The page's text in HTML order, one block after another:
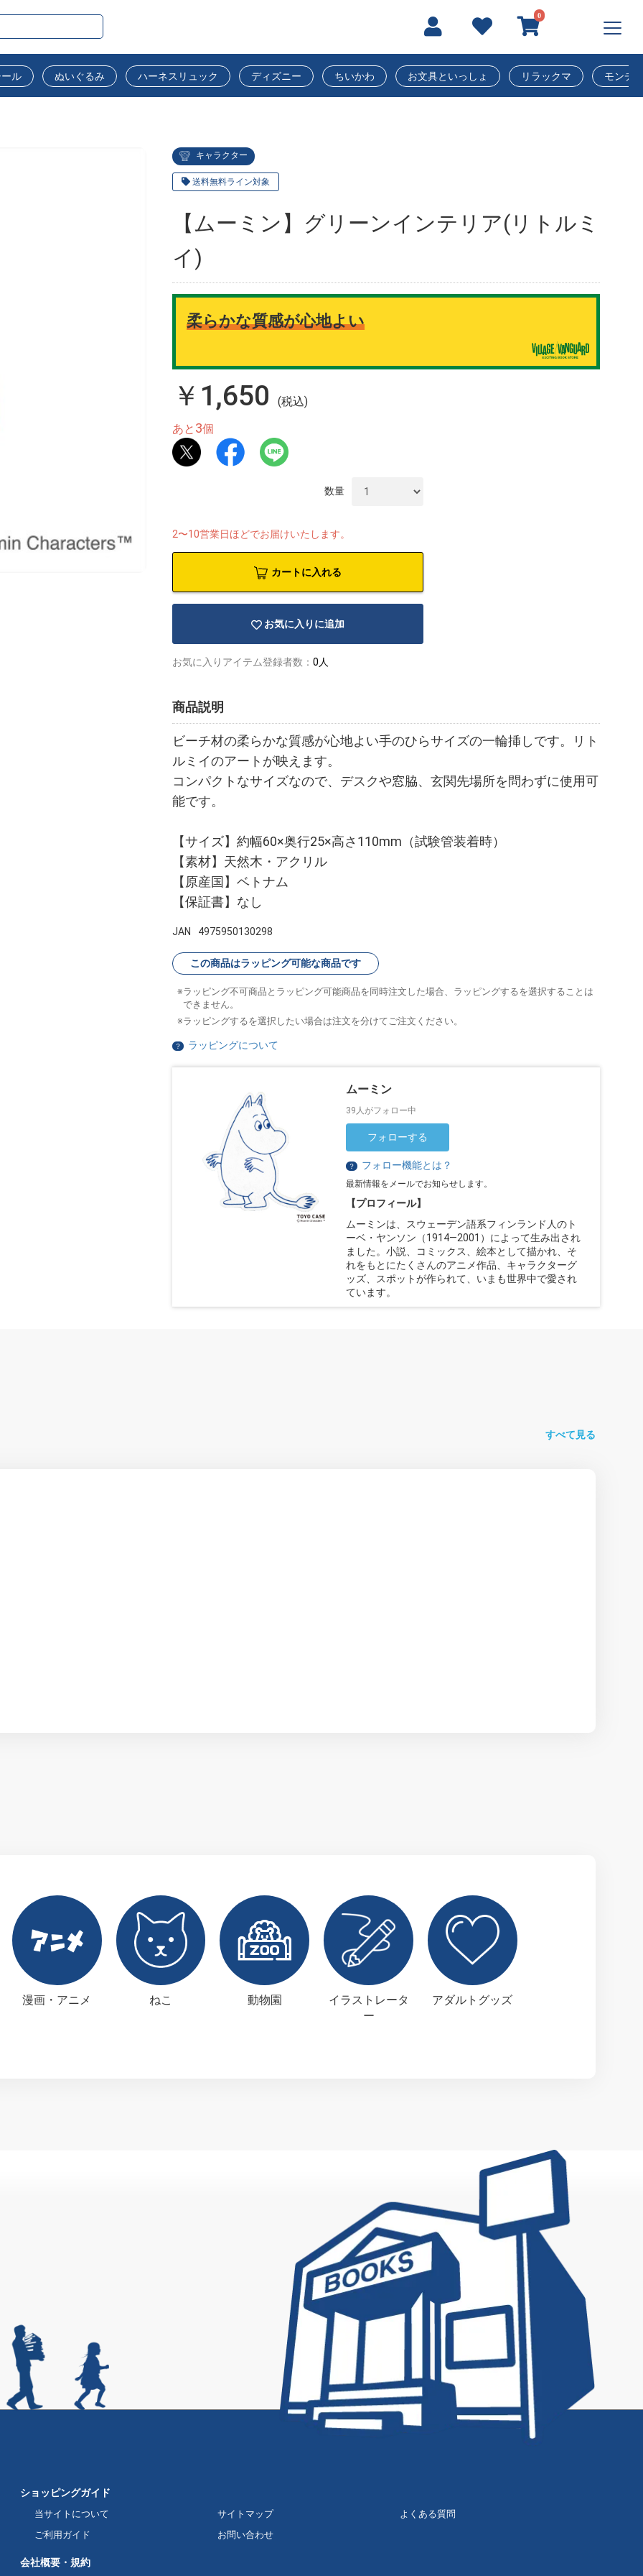
0
ル ぬいぐるみ ハーネスリュック ディズニー ちいかわ お文具といっしょ リラックマ モンチ
キャラクター
送料無料ライン対象
【ムーミン】グリーンインテリア(リトルミ
イ)
柔らかな質感が心地よい
￥1,650
(税込)
あと 3個
数量
2〜10営業日ほどでお届けいたします。
カートに入れる
お気に入りに追加
お気に入りアイテム登録者数： 0人
商品説明
ビーチ材の柔らかな質感が心地よい手のひらサイズの一輪挿しです。リト
ルミイのアートが映えます。
コンパクトなサイズなので、デスクや窓脇、玄関先場所を問わずに使用可
能です。
【サイズ】約幅60×奥行25×高さ110mm（試験管装着時）
【素材】天然木・アクリル
【原産国】ベトナム
【保証書】なし
JAN 4975950130298
この商品はラッピング可能な商品です
ラッピング不可商品とラッピング可能商品を同時注文した場合、ラッピングするを選択することは
できません。
ラッピングするを選択したい場合は注文を分けてご注文ください。
？ ラッピングについて
ムーミン
39人がフォロー中
フォローする
？ フォロー機能とは？
最新情報をメールでお知らせします。
【プロフィール】
ムーミンは、スウェーデン語系フィンランド人のト
ーベ・ヤンソン（1914—2001）によって生み出され
ました。小説、コミックス、絵本として描かれ、そ
れをもとにたくさんのアニメ作品、キャラクターグ
ッズ、スポットが作られて、いまも世界中で愛され
ています。
すべて見る
漫画・アニメ ねこ 動物園
イラストレータ
ー
アダルトグッズ
ショッピングガイド
当サイトについて サイトマップ
よくある質問
ご利用ガイド
お問い合わせ
会社概要・規約